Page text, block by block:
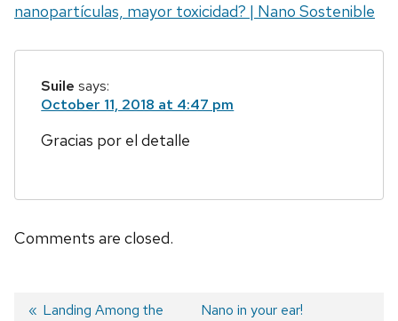
nanopartículas, mayor toxicidad? | Nano Sostenible
Suile says:
October 11, 2018 at 4:47 pm
Gracias por el detalle
Comments are closed.
Previous
Landing Among the
Next
Nano in your ear!